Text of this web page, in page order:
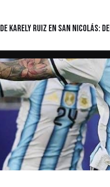
Karely Ruiz en San Nicolás: